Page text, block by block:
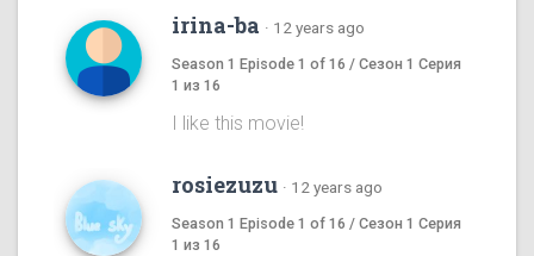
irina-ba · 12 years ago
Season 1 Episode 1 of 16 / Сезон 1 Серия
1 из 16
I like this movie!
rosiezuzu · 12 years ago
Season 1 Episode 1 of 16 / Сезон 1 Серия
1 из 16